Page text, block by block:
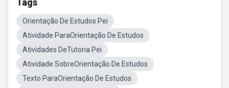
Tags
Orientação De Estudos Pei
Atividade ParaOrientação De Estudos
Atividades DeTutoria Pei
Atividade SobreOrientação De Estudos
Texto ParaOrientação De Estudos